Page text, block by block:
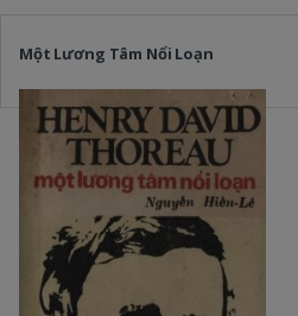
Một Lương Tâm Nổi Loạn